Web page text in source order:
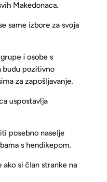
Makedonaca.
same izbore za svoja
i osobe s
budu pozitivno
za zapošljavanje.
uspostavlja
posebno naselje
s hendikepom.
ako si član stranke na